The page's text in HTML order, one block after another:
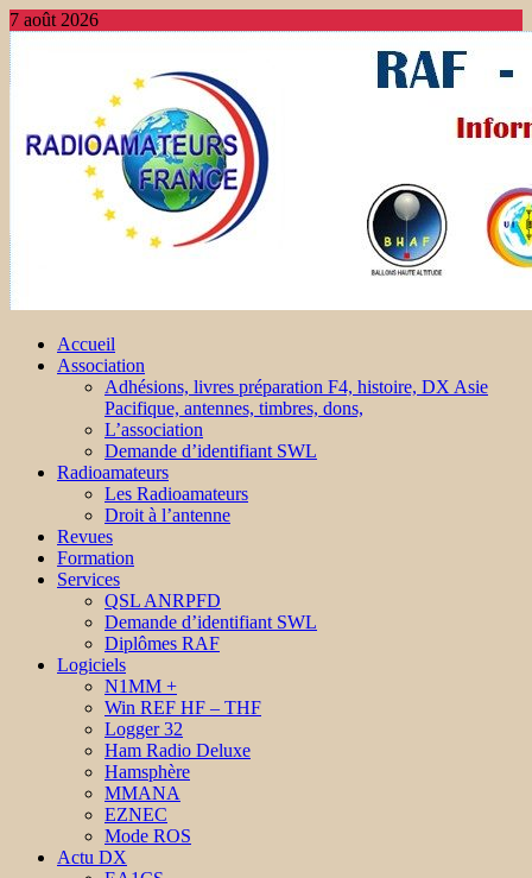
7 août 2026
Accueil
Association
Adhésions, livres préparation F4, histoire, DX Asie
Pacifique, antennes, timbres, dons,
L’association
Demande d’identifiant SWL
Radioamateurs
Les Radioamateurs
Droit à l’antenne
Revues
Formation
Services
QSL ANRPFD
Demande d’identifiant SWL
Diplômes RAF
Logiciels
N1MM +
Win REF HF – THF
Logger 32
Ham Radio Deluxe
Hamsphère
MMANA
EZNEC
Mode ROS
Actu DX